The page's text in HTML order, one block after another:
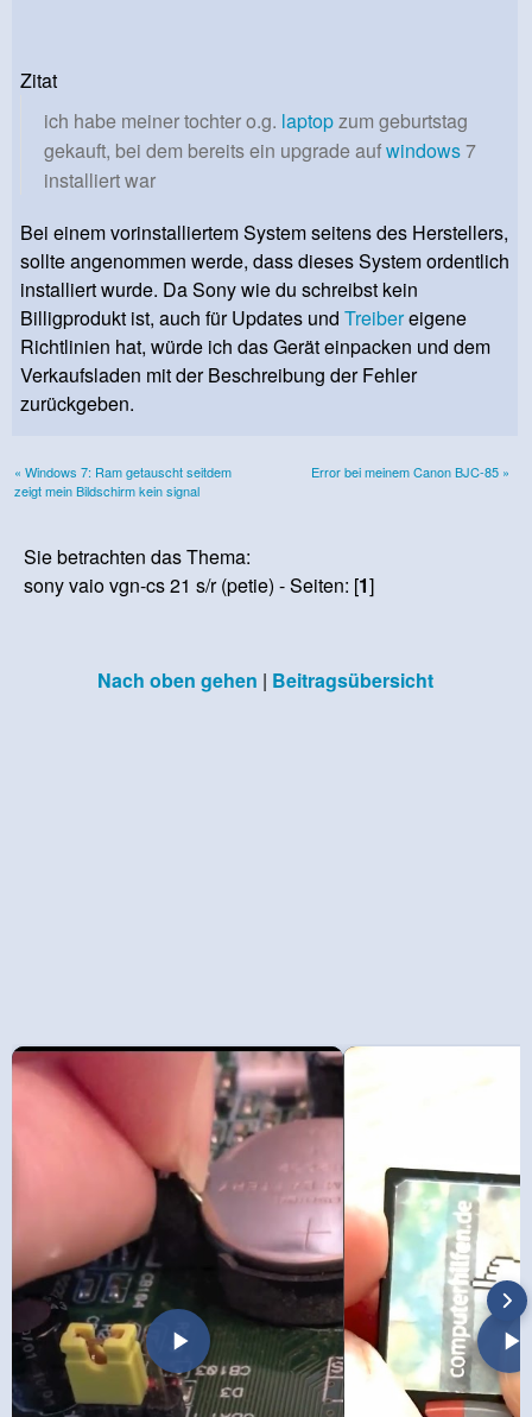
Zitat
ich habe meiner tochter o.g. laptopzum geburtstag
gekauft, bei dem bereits ein upgrade aufwindows7
installiert war
Bei einem vorinstalliertem System seitens des Herstellers,
sollte angenommen werde, dass dieses System ordentlich
installiert wurde. Da Sony wie du schreibst kein
Billigprodukt ist, auch für Updates und Treibereigene
Richtlinien hat, würde ich das Gerät einpacken und dem
Verkaufsladen mit der Beschreibung der Fehler
zurückgeben.
« Windows 7: Ram getauscht seitdem
zeigt mein Bildschirm kein signal
Error bei meinem Canon BJC-85 »
Sie betrachten das Thema:
sony vaio vgn-cs 21 s/r (petie) - Seiten: [1]
Nach oben gehen | Beitragsübersicht